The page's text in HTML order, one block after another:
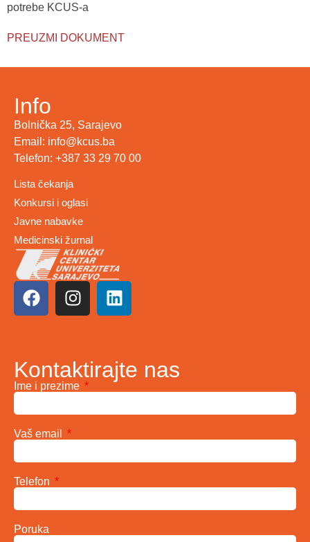
potrebe KCUS-a
PREUZMI DOKUMENT
Info
Bolnička 25, Sarajevo
Email: info@kcus.ba
Telefon: +387 33 29 70 00
Lista čekanja
Konkursi i oglasi
Javne nabavke
Medicinski žurnal
Kontaktirajte nas
Ime i prezime
Vaš email
Telefon
Poruka